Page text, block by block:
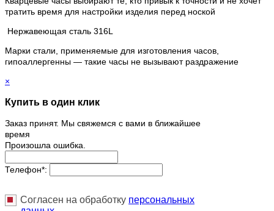
тратить время для настройки изделия перед ноской
Нержавеющая сталь 316L
Марки стали, применяемые для изготовления часов,
гипоаллергенны — такие часы не вызывают раздражение
×
Купить в один клик
Заказ принят. Мы свяжемся с вами в ближайшее
время
Произошла ошибка.
Телефон*:
Согласен на обработку персональныx